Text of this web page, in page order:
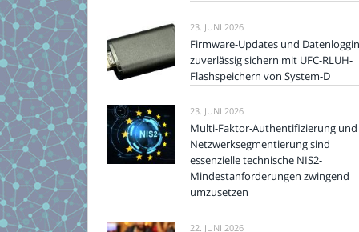
23. JUNI 2026
Firmware-Updates und
zuverlässig sichern mit UFC-RLUH-
Flashspeichern von System-D
23. JUNI 2026
Multi-Faktor-Authentifizierung und
Netzwerksegmentierung sind
essenzielle technische NIS2-
Mindestanforderungen zwingend
umzusetzen
22. JUNI 2026